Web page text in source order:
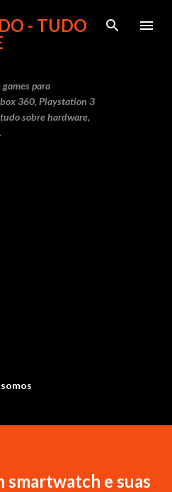
conteúdo principal
- TUDO
para
360, Playstation 3
sobre hardware,
smartwatch e suas